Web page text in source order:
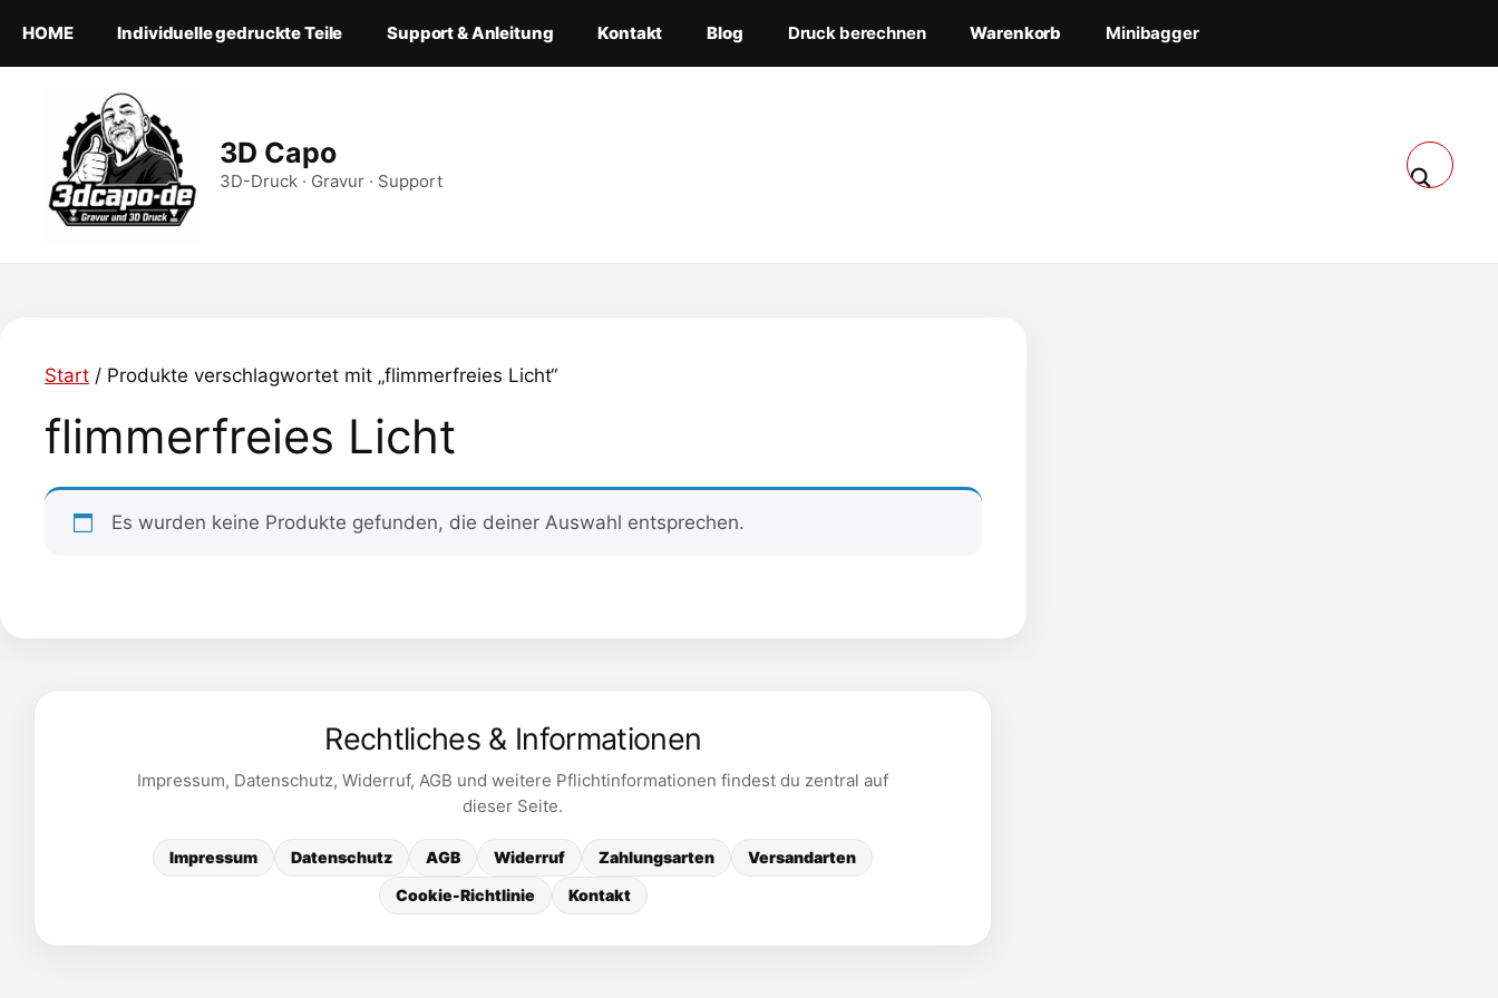
Inhalt
springen
HOME Individuelle gedruckte Teile Support & Anleitung Kontakt Blog Druck berechnen Warenkorb Minibagger
3D Capo
3D-Druck · Gravur · Support
Start / Produkte verschlagwortet mit „flimmerfreies Licht“
flimmerfreies Licht
Es wurden keine Produkte gefunden, die deiner Auswahl entsprechen.
Rechtliches & Informationen
Impressum, Datenschutz, Widerruf, AGB und weitere Pflichtinformationen findest du zentral auf
dieser Seite.
Impressum Datenschutz AGB Widerruf Zahlungsarten
Versandarten
Cookie-Richtlinie
Kontakt